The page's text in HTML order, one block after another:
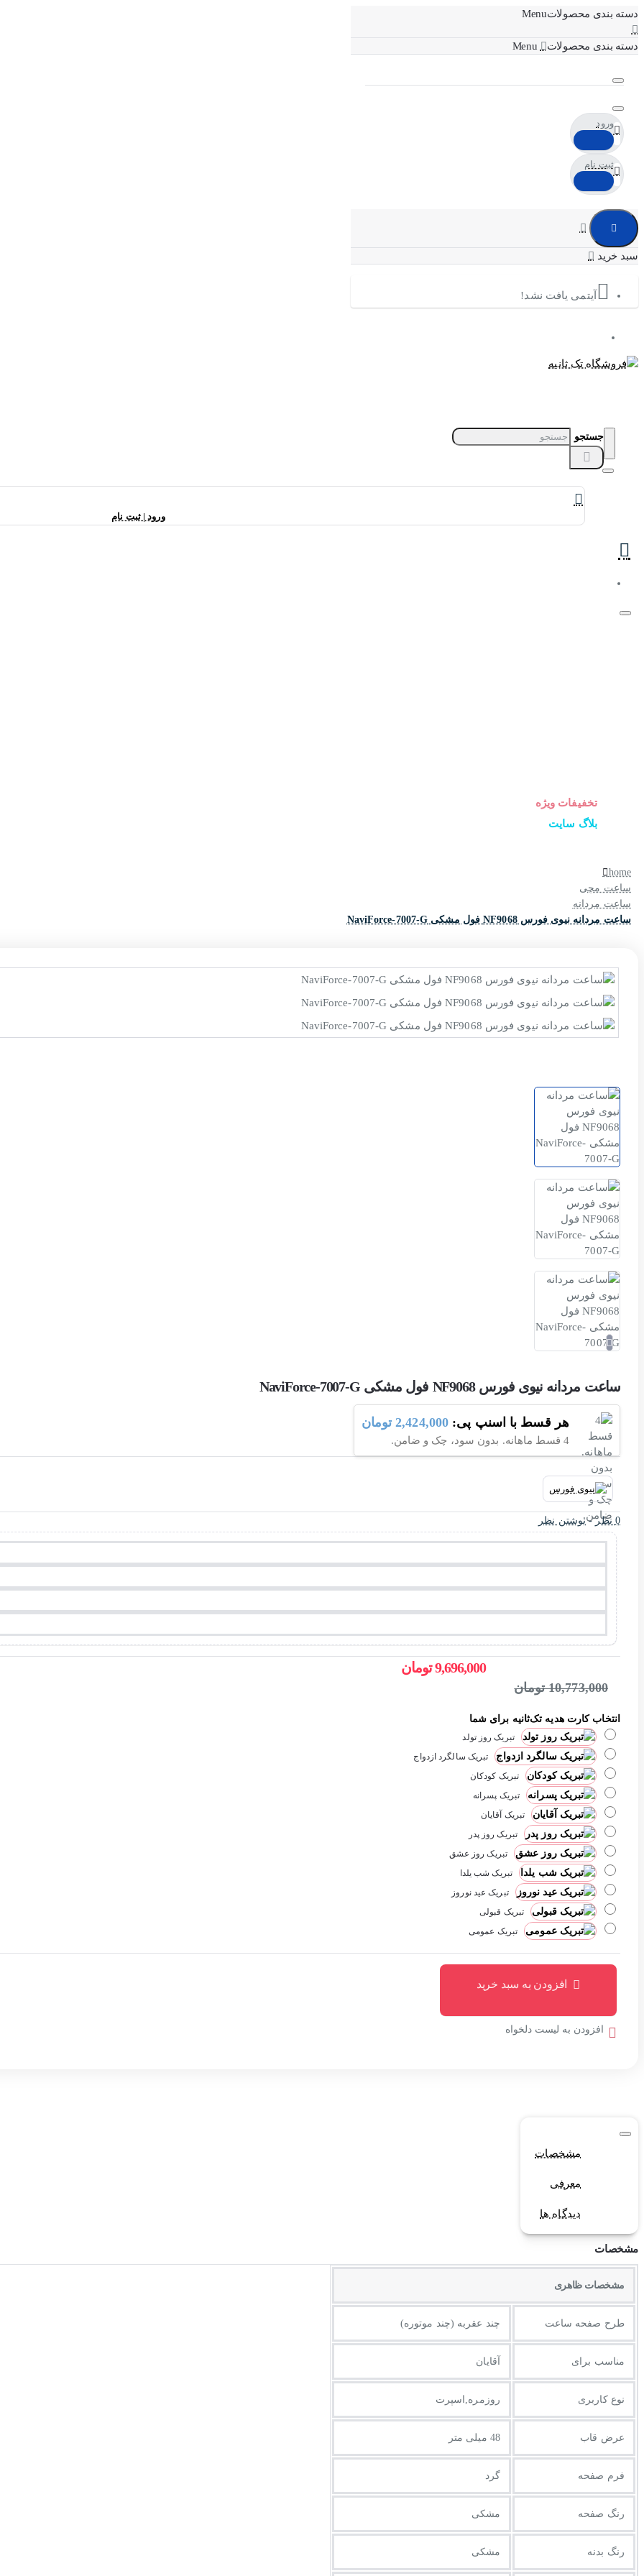
دسته بندی محصولات
دسته بندی محصولات
ورود
ثبت نام
آیتمی یافت نشد!
جستجو
ورود | ثبت نام
تخفیفات ویژه
بلاگ سایت
home
ساعت مچی
ساعت مردانه
ساعت مردانه نیوی فورس NF9068 فول مشکی NaviForce-7007-G
ساعت مردانه نیوی فورس NF9068 فول مشکی NaviForce-7007-G
هر قسط با اسنپ پی: 2,424,000 تومان
4 قسط ماهانه. بدون سود، چک و ضامن.
0 نظر - نوشتن نظر
9,696,000 تومان
10,773,000 تومان
انتخاب کارت هدیه تک‌ثانیه برای شما
تبریک روز تولد
تبریک سالگرد ازدواج
تبریک کودکان
تبریک پسرانه
تبریک آقایان
تبریک روز پدر
تبریک روز عشق
تبریک شب یلدا
تبریک عید نوروز
تبریک قبولی
تبریک عمومی
افزودن به سبد خرید
افزودن به لیست دلخواه
مشخصات
معرفی
دیدگاه ها
مشخصات
مشخصات ظاهری
طرح صفحه ساعت چند عقربه (چند موتوره)
مناسب برای آقایان
نوع کاربری روزمره,اسپرت
عرض قاب 48 میلی متر
فرم صفحه گرد
رنگ صفحه مشکی
رنگ بدنه مشکی